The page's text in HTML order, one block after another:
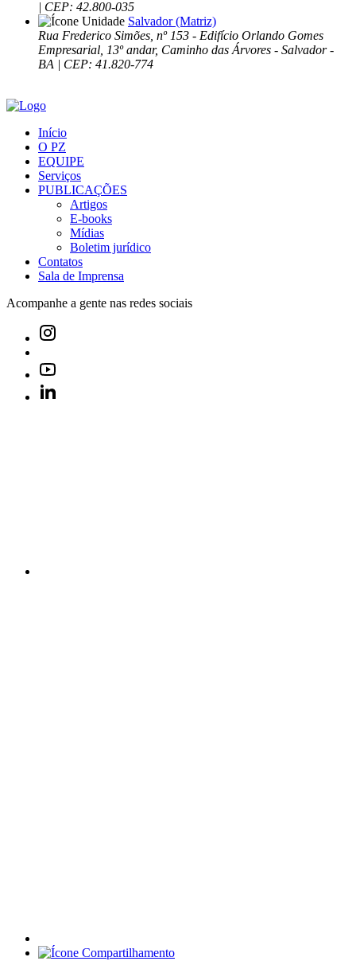
| CEP: 42.800-035
Salvador (Matriz)
Rua Frederico Simões, nº 153 - Edifício Orlando Gomes
Empresarial, 13º andar, Caminho das Árvores - Salvador -
BA | CEP: 41.820-774
Início
O PZ
EQUIPE
Serviços
PUBLICAÇÕES
Artigos
E-books
Mídias
Boletim jurídico
Contatos
Sala de Imprensa
Acompanhe a gente nas redes sociais